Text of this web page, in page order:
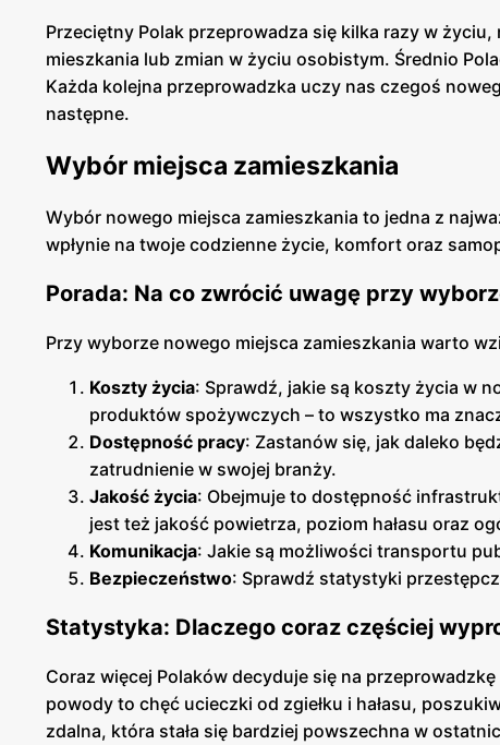
Przeciętny Polak przeprowadza się kilka razy w
mieszkania lub zmian w życiu osobistym. Średnio
Każda kolejna przeprowadzka uczy nas czegoś
następne.
Wybór miejsca zamieszkania
Wybór nowego miejsca zamieszkania to jedna z
wpłynie na twoje codzienne życie, komfort oraz
Porada: Na co zwrócić uwagę przy
Przy wyborze nowego miejsca zamieszkania warto
Koszty życia: Sprawdź, jakie są koszty życia w
produktów spożywczych – to wszystko ma
Dostępność pracy: Zastanów się, jak daleko
zatrudnienie w swojej branży.
Jakość życia: Obejmuje to dostępność
jest też jakość powietrza, poziom hałasu oraz
Komunikacja: Jakie są możliwości transportu
Bezpieczeństwo: Sprawdź statystyki
Statystyka: Dlaczego coraz częściej
Coraz więcej Polaków decyduje się na
powody to chęć ucieczki od zgiełku i hałasu,
zdalna, która stała się bardziej powszechna w